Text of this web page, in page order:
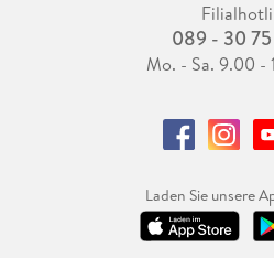
089 - 30
Mo. - Sa. 9.00 -
Laden Sie unsere